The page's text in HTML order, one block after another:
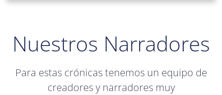
Nuestros Narradores
Para estas crónicas tenemos un equipo de
creadores y narradores muy